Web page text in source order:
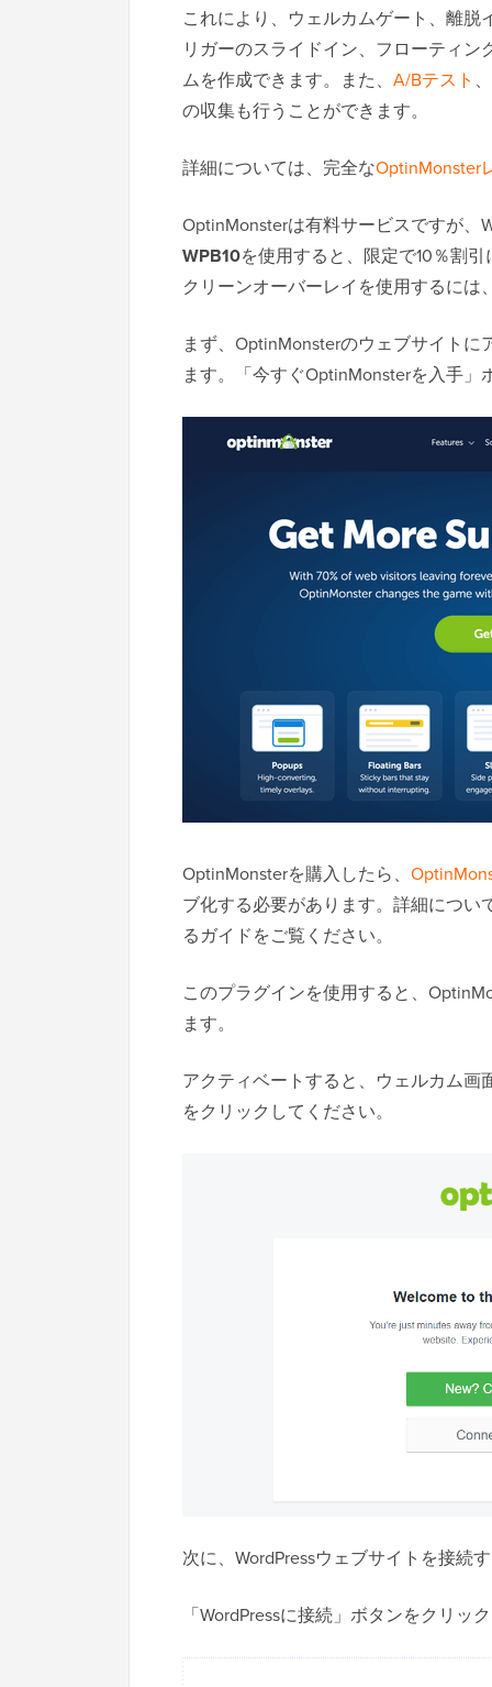
これにより、ウェルカムゲート、離
リガーのスライドイン、フローティ
ムを作成できます。また、 A/Bテスト
の収集も行うことができます。
詳細については、完全なOptinMonster
OptinMonsterは有料サービスですが、
WPB10を使用すると、限定で10％割
クリーンオーバーレイを使用するに
まず、OptinMonsterのウェブサイト
ます。「今すぐOptinMonsterを入手
OptinMonsterを購入したら、
ブ化する必要があります。詳細につい
るガイドをご覧ください。
このプラグインを使用すると、
ます。
アクティベートすると、ウェルカム
をクリックしてください。
次に、WordPressウェブサイトを接続
「WordPressに接続」ボタンをクリッ